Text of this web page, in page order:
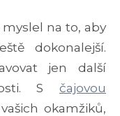
na to, aby
dokonalejší.
jen další
S čajovou
okamžiků,